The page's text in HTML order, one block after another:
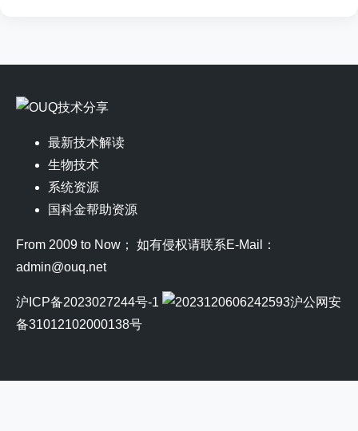
最新技术解读
生物技术
系统资源
国科金帮助资源
From 2009 to Now； 如有侵权请联系E-Mail：
admin@ouq.net
沪ICP备2023027244号-1
沪公网安
备31012102000138号